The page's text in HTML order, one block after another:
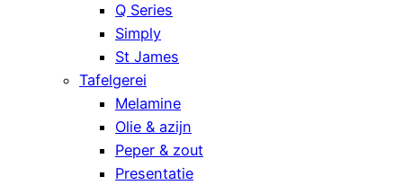
Q Series
Simply
St James
Tafelgerei
Melamine
Olie & azijn
Peper & zout
Presentatie